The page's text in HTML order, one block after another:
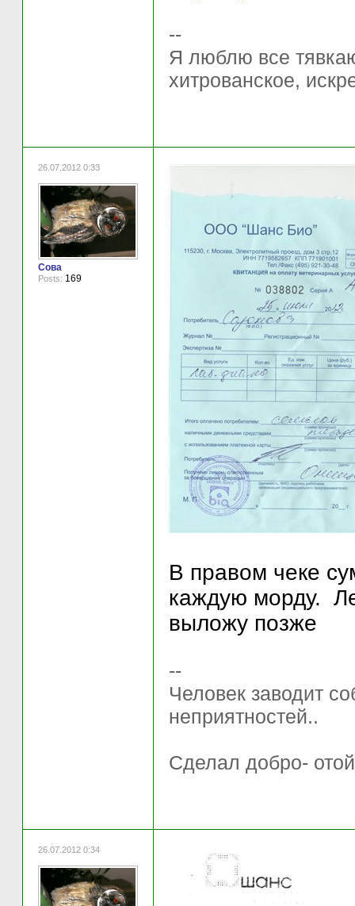
--
Я люблю все
хитрованское,
26.07.2012 0:33
Сова
Posts: 169
В правом чеке
каждую морду.
выложу позже
--
Человек заводит
неприятностей..
Сделал добро-
26.07.2012 0:34